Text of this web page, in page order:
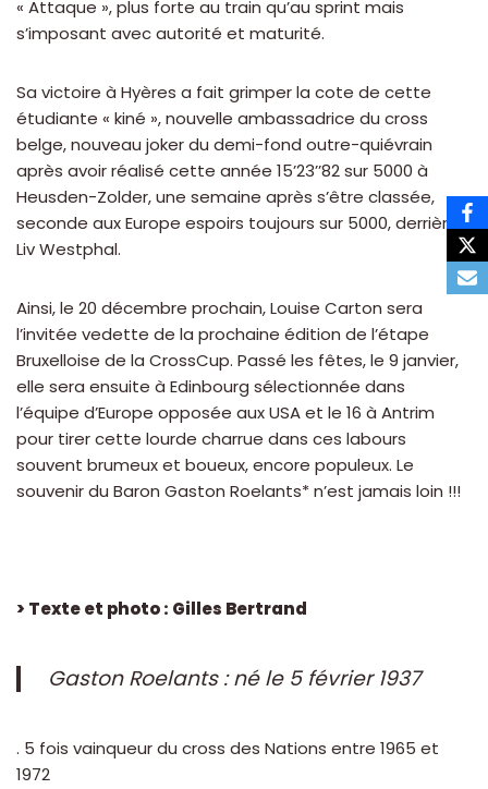
« Attaque », plus forte au train qu’au sprint mais
s’imposant avec autorité et maturité.
Sa victoire à Hyères a fait grimper la cote de cette
étudiante « kiné », nouvelle ambassadrice du cross
belge, nouveau joker du demi-fond outre-quiévrain
après avoir réalisé cette année 15’23’’82 sur 5000 à
Heusden-Zolder, une semaine après s’être classée,
seconde aux Europe espoirs toujours sur 5000, derrière…
Liv Westphal.
Ainsi, le 20 décembre prochain, Louise Carton sera
l’invitée vedette de la prochaine édition de l’étape
Bruxelloise de la CrossCup. Passé les fêtes, le 9 janvier,
elle sera ensuite à Edinbourg sélectionnée dans
l’équipe d’Europe opposée aux USA et le 16 à Antrim
pour tirer cette lourde charrue dans ces labours
souvent brumeux et boueux, encore populeux. Le
souvenir du Baron Gaston Roelants* n’est jamais loin !!!
> Texte et photo : Gilles Bertrand
Gaston Roelants : né le 5 février 1937
. 5 fois vainqueur du cross des Nations entre 1965 et
1972